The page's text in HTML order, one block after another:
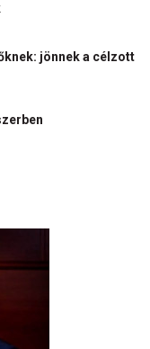
jönnek a célzott